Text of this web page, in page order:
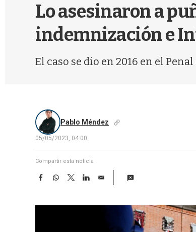
Lo asesinaron a
indemnización e
El caso se dio en 2016 en el
Pablo Méndez
05/05/2023, 04:00
Compartir esta noticia
F
e
W
t
T
w
t
L
k
E
i